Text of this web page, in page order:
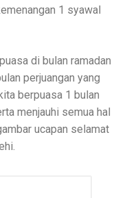
1 syawal
di bulan ramadan
perjuangan yang
berpuasa 1 bulan
menjauhi semua hal
ucapan selamat